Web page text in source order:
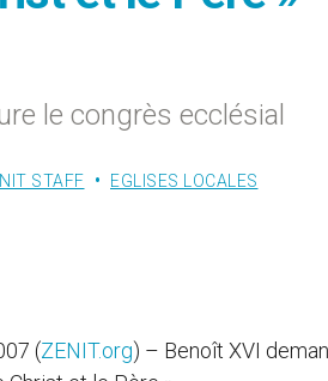
le congrès ecclésial
STAFF EGLISES LOCALES
(ZENIT.org) – Benoît XVI